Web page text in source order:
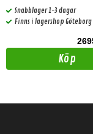
Snabblager 1-3 dagar
Finns i lagershop Göteborg
Köp